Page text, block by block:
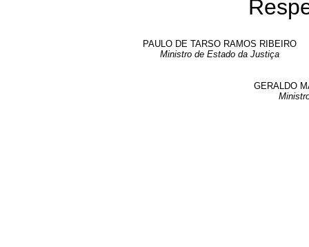
PAULO DE TARSO RAMOS RIBEIRO
Ministro de Estado da Justiça
GERALDO